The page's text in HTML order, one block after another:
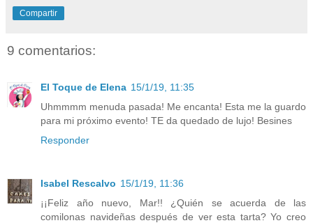
Compartir
9 comentarios:
El Toque de Elena 15/1/19, 11:35
Uhmmmm menuda pasada! Me encanta! Esta me la guardo
para mi próximo evento! TE da quedado de lujo! Besines
Responder
Isabel Rescalvo 15/1/19, 11:36
¡¡Feliz año nuevo, Mar!! ¿Quién se acuerda de las
comilonas navideñas después de ver esta tarta? Yo creo